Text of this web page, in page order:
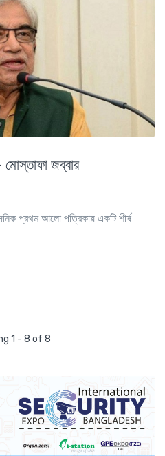
জব্বার
প্রথম আলো পত্রিকায় একটি শীর্ষ
1 - 8 of 8